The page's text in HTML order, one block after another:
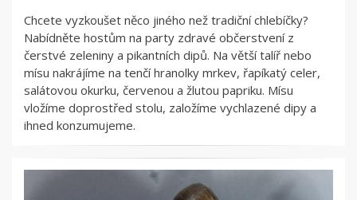
Chcete vyzkoušet něco jiného než tradiční chlebíčky?
Nabídněte hostům na party zdravé občerstvení z
čerstvé zeleniny a pikantních dipů. Na větší talíř nebo
mísu nakrájíme na tenčí hranolky mrkev, řapíkatý celer,
salátovou okurku, červenou a žlutou papriku. Mísu
vložíme doprostřed stolu, založíme vychlazené dipy a
ihned konzumujeme.